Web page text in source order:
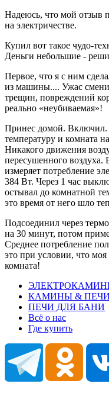
Надеюсь, что мой отзыв
на электричестве.
Купил вот такое чудо-
Деньги небольшие -
Первое, что я с ним
из машины.... Ужас
трещин, повреждений
реально «неубиваемая»!
Принес домой. Включил.
температуру и комната
Никакого движения
пересушенного воздуха.
измеряет потребление
384 Вт. Через 1 час
остывал до комнатной
это время от него шло
Подсоединил через
на 30 минут, потом
Среднее потребление
это при условии, что моя
комната!
КАМИНЫ & ПЕЧИ
ПЕЧИ ДЛЯ БАНИ
Всё о нас
Где купить